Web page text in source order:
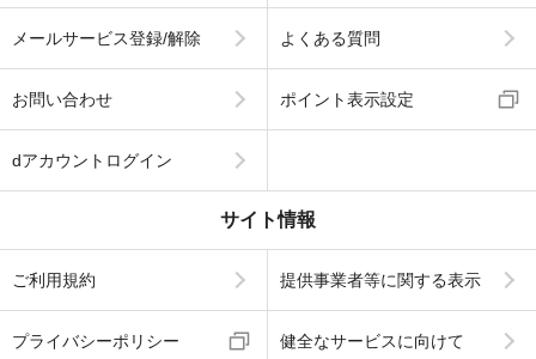
メールサービス登録/解除 よくある質問
お問い合わせ ポイント表示設定
dアカウントログイン
サイト情報
ご利用規約 提供事業者等に関する表示
プライバシーポリシー 健全なサービスに向けて